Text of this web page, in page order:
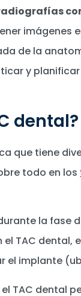
imágenes
de la
y
dental?
que tiene
todo en los
la fase
TAC dental,
el implante
TAC dental